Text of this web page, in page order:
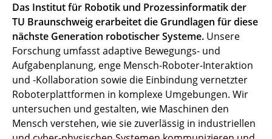
Das Institut für Robotik und Prozessinformatik der
TU Braunschweig erarbeitet die Grundlagen für diese
nächste Generation robotischer Systeme. Unsere
Forschung umfasst adaptive Bewegungs- und
Aufgabenplanung, enge Mensch-Roboter-Interaktion
und -Kollaboration sowie die Einbindung vernetzter
Roboterplattformen in komplexe Umgebungen. Wir
untersuchen und gestalten, wie Maschinen den
Mensch verstehen, wie sie zuverlässig in industriellen